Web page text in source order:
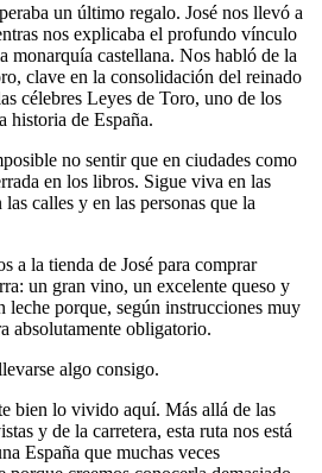
un último regalo. José nos llevó a
nos explicaba el profundo vínculo
monarquía castellana. Nos habló de la
clave en la consolidación del reinado
célebres Leyes de Toro, uno de los
historia de España.
no sentir que en ciudades como
en los libros. Sigue viva en las
calles y en las personas que la
a la tienda de José para comprar
un gran vino, un excelente queso y
leche porque, según instrucciones muy
absolutamente obligatorio.
algo consigo.
bien lo vivido aquí. Más allá de las
y de la carretera, esta ruta nos está
España que muchas veces